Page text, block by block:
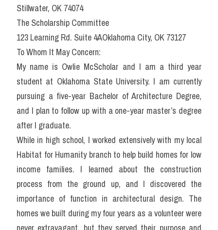
Stillwater, OK 74074
The Scholarship Committee
123 Learning Rd. Suite 4AOklahoma City, OK 73127
To Whom It May Concern:
My name is Owlie McScholar and I am a third year
student at Oklahoma State University. I am currently
pursuing a five-year Bachelor of Architecture Degree,
and I plan to follow up with a one-year master’s degree
after I graduate.
While in high school, I worked extensively with my local
Habitat for Humanity branch to help build homes for low
income families. I learned about the construction
process from the ground up, and I discovered the
importance of function in architectural design. The
homes we built during my four years as a volunteer were